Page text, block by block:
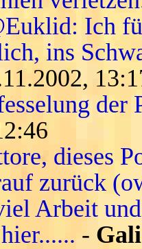
Ich
ins
der
dieses
zurück
Arbeit und
-